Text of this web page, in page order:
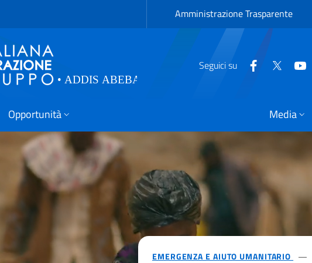
Amministrazione Trasparente
Seguici su
Opportunità Media
EMERGENZA E AIUTO UMANITARIO